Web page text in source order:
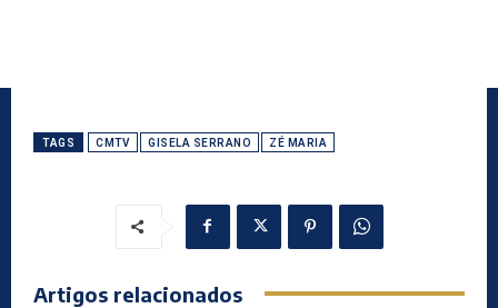
TAGS CMTV GISELA SERRANO ZÉ MARIA
Artigos relacionados